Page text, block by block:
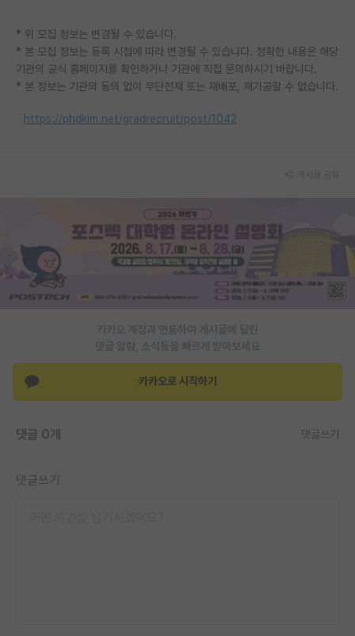
* 위 모집 정보는 변경될 수 있습니다.
* 본 모집 정보는 등록 시점에 따라 변경될 수 있습니다. 정확한 내용은 해당
기관의 공식 홈페이지를 확인하거나 기관에 직접 문의하시기 바랍니다.
* 본 정보는 기관의 동의 없이 무단전재 또는 재배포, 재가공할 수 없습니다.
https://phdkim.net/gradrecruit/post/1042
카카오 계정과 연동하여 게시글에 달린
댓글 알람, 소식등을 빠르게 받아보세요
카카오로 시작하기
댓글 0개 댓글쓰기
댓글쓰기